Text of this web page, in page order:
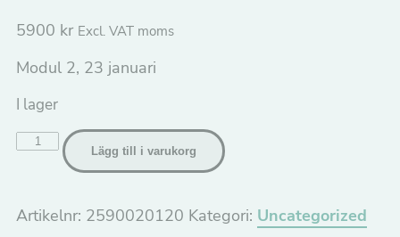
5900 kr Excl. VAT moms
Modul 2, 23 januari
I lager
MGU
tentamen,
jan
Lägg till i varukorg
Artikelnr: 2590020120 Kategori: Uncategorized